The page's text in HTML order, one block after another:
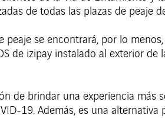
de todas las plazas de peaje
peaje se encontrará, por lo
de izipay instalado al exterior de
de brindar una experiencia más
19. Además, es una